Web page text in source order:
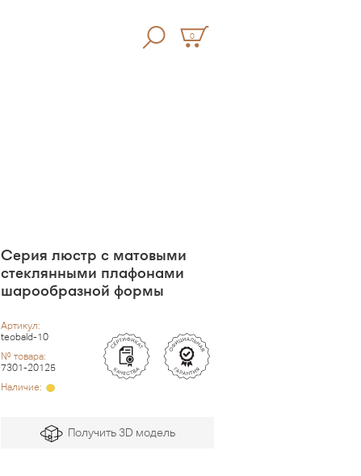
0
Серия люстр с матовыми
стеклянными плафонами
шарообразной формы
Артикул:
teobald-10
№ товара:
7301-20125
Наличие:
Получить 3D модель